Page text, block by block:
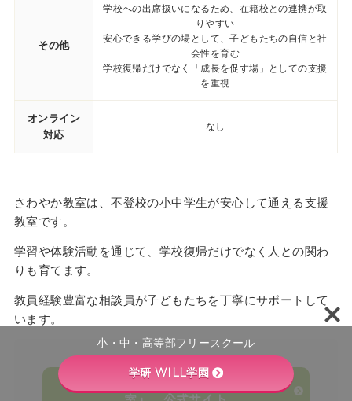
その他
学校への出席扱いになるため、在籍校との連携が取
りやすい
安心できる学びの場として、子どもたちの自信と社
会性を育む
学校復帰だけでなく「成長を促す場」としての支援
を重視
オンライン
対応
なし
さわやか教室は、不登校の小中学生が安心して通える支援
教室です。
学習や体験活動を通じて、学校復帰だけでなく人との関わ
りも育てます。
教員経験豊富な相談員が子どもたちを丁寧にサポートして
います。
富津市教育支援センター「さわやか教
小・中・高等部フリースクール
学研 WILL学園